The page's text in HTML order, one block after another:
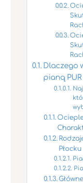
Dlaczego
pianą PUR
Płocku